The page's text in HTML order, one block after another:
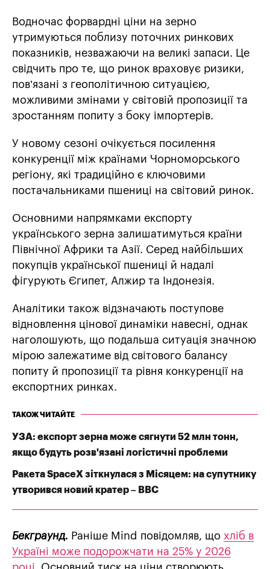
Водночас форвардні ціни на зерно
утримуються поблизу поточних ринкових
показників, незважаючи на великі запаси. Це
свідчить про те, що ринок враховує ризики,
пов’язані з геополітичною ситуацією,
можливими змінами у світовій пропозиції та
зростанням попиту з боку імпортерів.
У новому сезоні очікується посилення
конкуренції між країнами Чорноморського
регіону, які традиційно є ключовими
постачальниками пшениці на світовий ринок.
Основними напрямками експорту
українського зерна залишатимуться країни
Північної Африки та Азії. Серед найбільших
покупців української пшениці й надалі
фігурують Єгипет, Алжир та Індонезія.
Аналітики також відзначають поступове
відновлення цінової динаміки навесні, однак
наголошують, що подальша ситуація значною
мірою залежатиме від світового балансу
попиту й пропозиції та рівня конкуренції на
експортних ринках.
ТАКОЖ ЧИТАЙТЕ
УЗА: експорт зерна може сягнути 52 млн тонн,
якщо будуть розв'язані логістичні проблеми
Ракета SpaceX зіткнулася з Місяцем: на супутнику
утворився новий кратер – BBC
Бекграунд. Раніше Mind повідомляв, що хліб в
Україні може подорожчати на 25% у 2026